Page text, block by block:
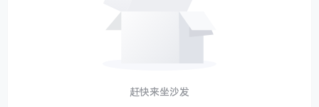
赶快来坐沙发